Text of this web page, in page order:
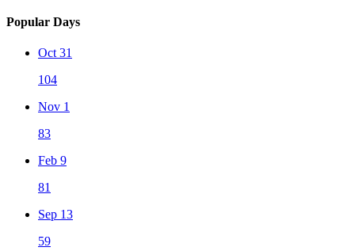
Popular Days
Oct 31
104
Nov 1
83
Feb 9
81
Sep 13
59